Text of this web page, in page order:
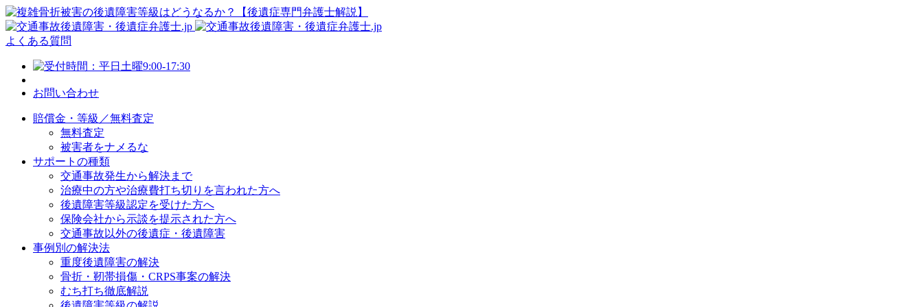
よくある質問
お問い合わせ
賠償金・等級／無料査定
無料査定
被害者をナメるな
サポートの種類
交通事故発生から解決まで
治療中の方や治療費打ち切りを言われた方へ
後遺障害等級認定を受けた方へ
保険会社から示談を提示された方へ
交通事故以外の後遺症・後遺障害
事例別の解決法
重度後遺障害の解決
骨折・靭帯損傷・CRPS事案の解決
むち打ち徹底解説